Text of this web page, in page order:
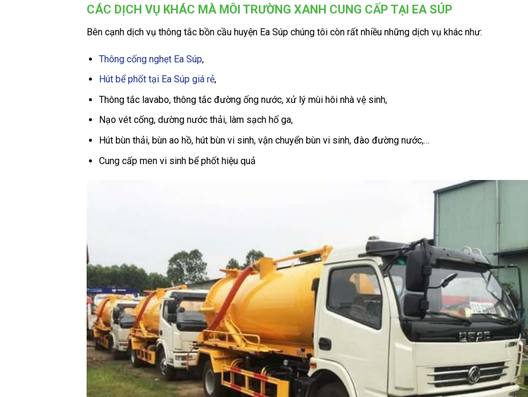
CÁC DỊCH VỤ KHÁC MÀ MÔI TRƯỜNG XANH CUNG CẤP TẠI EA SÚP
Bên cạnh dịch vụ thông tắc bồn cầu huyện Ea Súp chúng tôi còn rất nhiều những dịch vụ khác như:
Thông cống nghẹt Ea Súp,
Hút bể phốt tại Ea Súp giá rẻ,
Thông tắc lavabo, thông tắc đường ống nước, xử lý mùi hôi nhà vệ sinh,
Nạo vét cống, dường nước thải, làm sạch hố ga,
Hút bùn thải, bùn ao hồ, hút bùn vi sinh, vận chuyển bùn vi sinh, đào đường nước,…
Cung cấp men vi sinh bể phốt hiệu quả